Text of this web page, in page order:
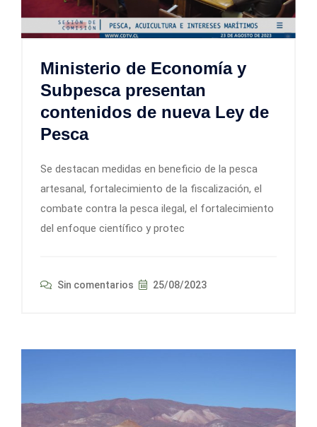
Ministerio de Economía y
Subpesca presentan
contenidos de nueva Ley de
Pesca
Se destacan medidas en beneficio de la pesca
artesanal, fortalecimiento de la fiscalización, el
combate contra la pesca ilegal, el fortalecimiento
del enfoque científico y protec
Sin comentarios 25/08/2023